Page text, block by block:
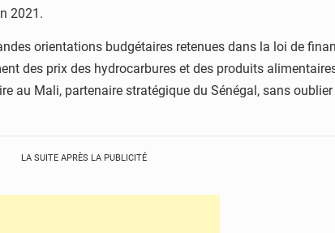
2021.
orientations budgétaires retenues dans la loi de
des prix des hydrocarbures et des produits
au Mali, partenaire stratégique du Sénégal, sans
LA SUITE APRÈS LA PUBLICITÉ